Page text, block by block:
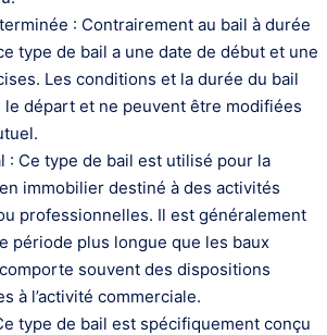
: Contrairement au bail à durée
type de bail a une date de début et une
Les conditions et la durée du bail
le départ et ne peuvent être modifiées
: Ce type de bail est utilisé pour la
immobilier destiné à des activités
professionnelles. Il est généralement
période plus longue que les baux
souvent des dispositions
à l’activité commerciale.
type de bail est spécifiquement conçu